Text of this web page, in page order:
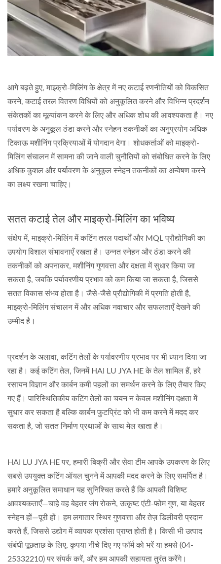
आगे बढ़ते हुए, माइक्रो-मिलिंग के क्षेत्र में नए कटाई रणनीतियों को विकसित
करने, कटाई तरल वितरण विधियों को अनुकूलित करने और विभिन्न प्रदर्शन
संकेतकों का मूल्यांकन करने के लिए और अधिक शोध की आवश्यकता है। नए
पर्यावरण के अनुकूल ठंडा करने और स्नेहन तकनीकों का अनुप्रयोग अधिक
टिकाऊ मशीनिंग प्रक्रियाओं में योगदान देगा। शोधकर्ताओं को माइक्रो-
मिलिंग संचालन में सामना की जाने वाली चुनौतियों को संबोधित करने के लिए
अधिक कुशल और पर्यावरण के अनुकूल स्नेहन तकनीकों का अन्वेषण करने
का लक्ष्य रखना चाहिए।
सतत कटाई तेल और माइक्रो-मिलिंग का भविष्य
संक्षेप में, माइक्रो-मिलिंग में कटिंग तरल पदार्थों और MQL प्रौद्योगिकी का
उपयोग विशाल संभावनाएँ रखता है। उन्नत स्नेहन और ठंडा करने की
तकनीकों को अपनाकर, मशीनिंग गुणवत्ता और दक्षता में सुधार किया जा
सकता है, जबकि पर्यावरणीय प्रभाव को कम किया जा सकता है, जिससे
सतत विकास संभव होता है। जैसे-जैसे प्रौद्योगिकी में प्रगति होती है,
माइक्रो-मिलिंग संचालन में और अधिक नवाचार और सफलताएँ देखने की
उम्मीद है।
प्रदर्शन के अलावा, कटिंग तेलों के पर्यावरणीय प्रभाव पर भी ध्यान दिया जा
रहा है। कई कटिंग तेल, जिनमें HAI LU JYA HE के तेल शामिल हैं, हरे
रसायन विज्ञान और कार्बन कमी पहलों का समर्थन करने के लिए तैयार किए
गए हैं। पारिस्थितिकीय कटिंग तेलों का चयन न केवल मशीनिंग दक्षता में
सुधार कर सकता है बल्कि कार्बन फुटप्रिंट को भी कम करने में मदद कर
सकता है, जो सतत निर्माण प्रथाओं के साथ मेल खाता है।
HAI LU JYA HE पर, हमारी बिक्री और सेवा टीम आपके उपकरण के लिए
सबसे उपयुक्त कटिंग ऑयल चुनने में आपकी मदद करने के लिए समर्पित है।
हमारे अनुकूलित समाधान यह सुनिश्चित करते हैं कि आपकी विशिष्ट
आवश्यकताएँ—चाहे वह बेहतर जंग रोकने, उत्कृष्ट एंटी-फोम गुण, या बेहतर
स्नेहन हों—पूरी हों। हम लगातार स्थिर गुणवत्ता और तेज़ डिलीवरी प्रदान
करते हैं, जिससे उद्योग में व्यापक प्रशंसा प्राप्त होती है। किसी भी उत्पाद
संबंधी पूछताछ के लिए, कृपया नीचे दिए गए फॉर्म को भरें या हमसे (04-
25332210) पर संपर्क करें, और हम आपकी सहायता तुरंत करेंगे।